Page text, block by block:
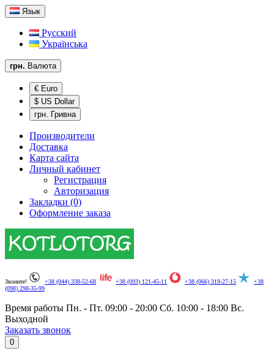
Язык
Русский
Українська
грн. Валюта
€ Euro
$ US Dollar
грн. Гривна
Производители
Доставка
Карта сайта
Личный кабинет
Регистрация
Авторизация
Закладки (0)
Оформление заказа
Звоните! +38 (044) 338-52-68 +38 (093) 121-45-11 +38 (066) 319-27-15
+38
(098) 298-35-99
Время работы Пн. - Пт. 09:00 - 20:00 Сб. 10:00 - 18:00 Вс.
Выходной
Заказать звонок
0